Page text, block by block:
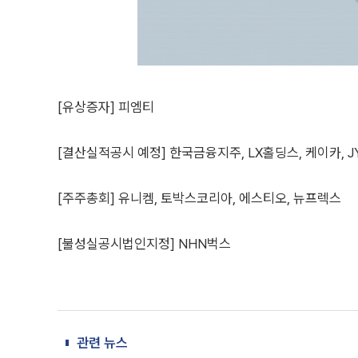
[유상증자] 피엠티
[결산실적공시 예정] 한국금융지주, LX홀딩스, 케이카,
[주주총회] 유니켐, 토박스코리아, 에스티오, 뉴프렉스
[불성실공시법인지정] NHN벅스
관련 뉴스